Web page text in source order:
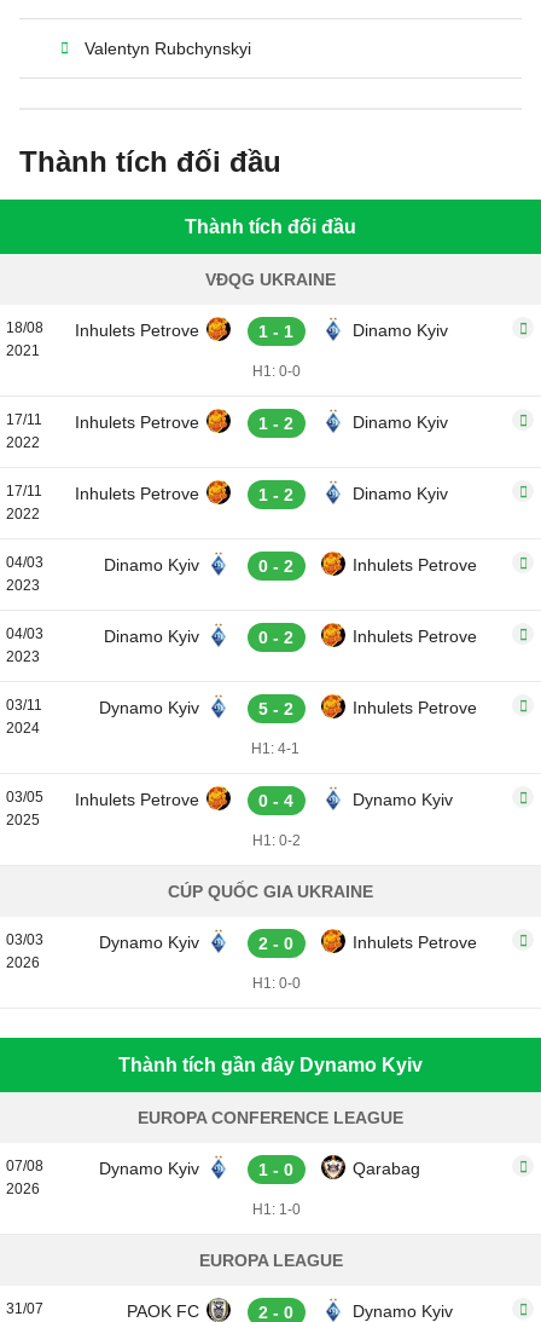
Valentyn Rubchynskyi
Thành tích đối đầu
Thành tích đối đầu
VĐQG UKRAINE
18/08
2021
Inhulets Petrove 1 - 1 Dinamo Kyiv
H1: 0-0
17/11
2022
Inhulets Petrove 1 - 2 Dinamo Kyiv
17/11
2022
Inhulets Petrove 1 - 2 Dinamo Kyiv
04/03
2023
Dinamo Kyiv 0 - 2 Inhulets Petrove
04/03
2023
Dinamo Kyiv 0 - 2 Inhulets Petrove
03/11
2024
Dynamo Kyiv 5 - 2 Inhulets Petrove
H1: 4-1
03/05
2025
Inhulets Petrove 0 - 4 Dynamo Kyiv
H1: 0-2
CÚP QUỐC GIA UKRAINE
03/03
2026
Dynamo Kyiv 2 - 0 Inhulets Petrove
H1: 0-0
Thành tích gần đây Dynamo Kyiv
EUROPA CONFERENCE LEAGUE
07/08
2026
Dynamo Kyiv 1 - 0 Qarabag
H1: 1-0
EUROPA LEAGUE
31/07 PAOK FC 2 - 0 Dynamo Kyiv